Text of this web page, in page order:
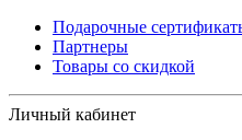
Подарочные
Партнеры
Товары со скидкой
Личный кабинет